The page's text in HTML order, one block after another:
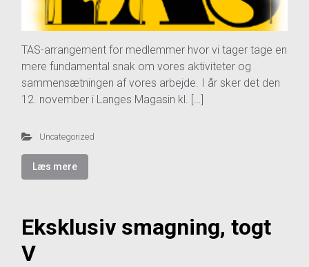
TAS-arrangement for medlemmer hvor vi tager tage en
mere fundamental snak om vores aktiviteter og
sammensætningen af vores arbejde. I år sker det den
12. november i Langes Magasin kl. […]
Uncategorized
Læs mere
Eksklusiv smagning, togt
V